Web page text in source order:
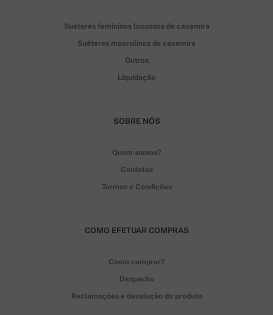
Suéteres femininos luxuosos de caxemira
Suéteres masculinos de caxemira
Outros
Liquidação
SOBRE NÓS
Quem somos?
Contatos
Termos e Condições
COMO EFETUAR COMPRAS
Como comprar?
Despacho
Reclamações e devolução do produto